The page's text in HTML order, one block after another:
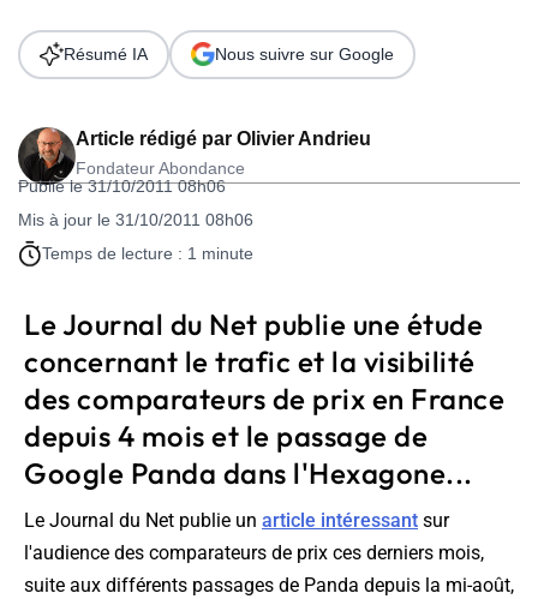
Article rédigé par Olivier Andrieu
Fondateur Abondance
Publié le 31/10/2011 08h06
Mis à jour le 31/10/2011 08h06
Temps de lecture : 1 minute
Résumé IA Nous suivre sur Google
Le Journal du Net publie une étude
concernant le trafic et la visibilité
des comparateurs de prix en France
depuis 4 mois et le passage de
Google Panda dans l'Hexagone...
Le Journal du Net publie un article intéressant sur
l'audience des comparateurs de prix ces derniers mois,
suite aux différents passages de Panda depuis la mi-août,